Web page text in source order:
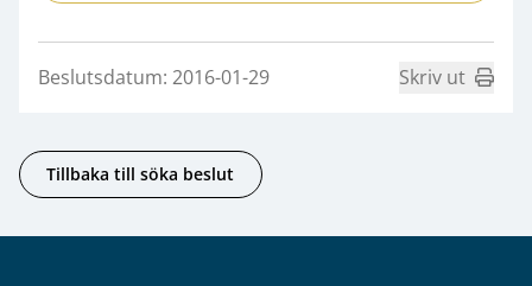
Beslutsdatum: 2016-01-29 Skriv ut
Tillbaka till söka beslut